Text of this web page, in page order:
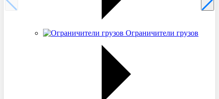
Ограничители грузов